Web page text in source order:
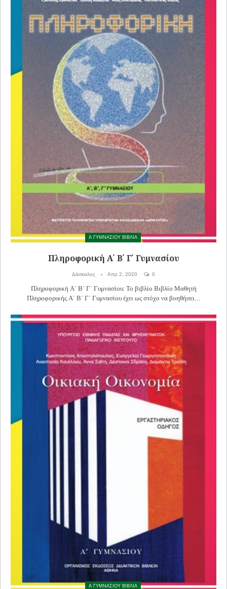
Α ΓΥΜΝΑΣΙΟΥ ΒΙΒΛΙΑ
Πληροφορική Α΄ Β΄ Γ΄ Γυμνασίου
Δάσκαλος Απρ 2, 2020 0
Πληροφορική Α΄ Β΄ Γ΄ Γυμνασίου: Το βιβλίο Βιβλίο Μαθητή
Πληροφορικής Α΄ Β΄ Γ΄ Γυμνασίου έχει ως στόχο να βοηθήσει…
Α ΓΥΜΝΑΣΙΟΥ ΒΙΒΛΙΑ